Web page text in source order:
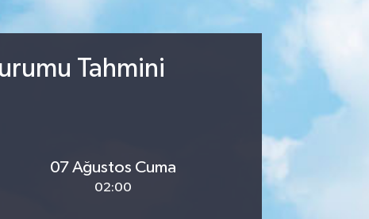
Tahmini
07 Ağustos Cuma
02:00